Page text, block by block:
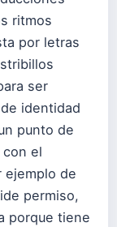
ritmos
por letras
ser
identidad
punto de
el
ejemplo de
permiso,
porque tiene